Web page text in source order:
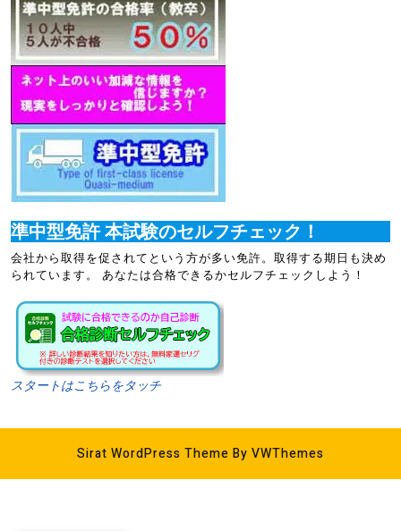
準中型免許 本試験のセルフチェック！
会社から取得を促されてという方が多い免許。取得する期日も決め
られています。 あなたは合格できるかセルフチェックしよう！
スタートはこちらをタッチ
Sirat WordPress Theme By VWThemes